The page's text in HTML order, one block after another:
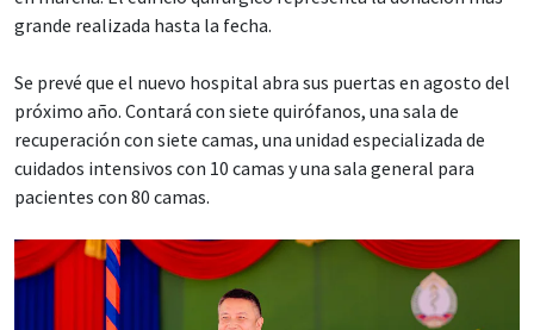
grande realizada hasta la fecha.
Se prevé que el nuevo hospital abra sus puertas en agosto del
próximo año. Contará con siete quirófanos, una sala de
recuperación con siete camas, una unidad especializada de
cuidados intensivos con 10 camas y una sala general para
pacientes con 80 camas.